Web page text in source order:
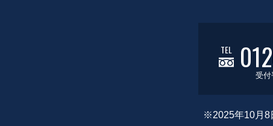
TEL
受付
※2025年10月8